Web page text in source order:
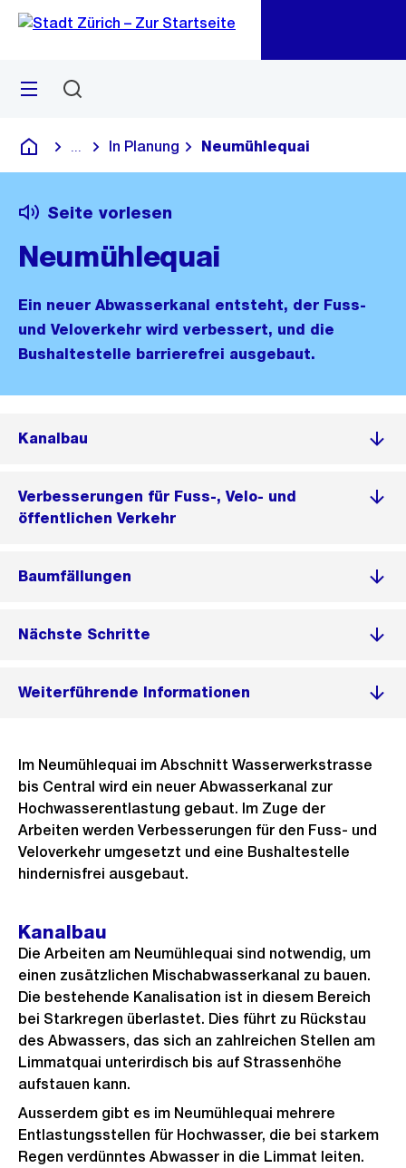
Navigation
Sprunglink
Menü
Deutsch
Blende alle Breadcrumbs ein
In Planung Neumühlequai
Seite vorlesen
Neumühlequai
Ein neuer Abwasserkanal entsteht, der Fuss-
und Veloverkehr wird verbessert, und die
Bushaltestelle barrierefrei ausgebaut.
Kanalbau
Verbesserungen für Fuss-, Velo- und
öffentlichen Verkehr
Baumfällungen
Nächste Schritte
Weiterführende Informationen
Im Neumühlequai im Abschnitt Wasserwerkstrasse
bis Central wird ein neuer Abwasserkanal zur
Hochwasserentlastung gebaut. Im Zuge der
Arbeiten werden Verbesserungen für den Fuss- und
Veloverkehr umgesetzt und eine Bushaltestelle
hindernisfrei ausgebaut.
Kanalbau
Die Arbeiten am Neumühlequai sind notwendig, um
einen zusätzlichen Mischabwasserkanal zu bauen.
Die bestehende Kanalisation ist in diesem Bereich
bei Starkregen überlastet. Dies führt zu Rückstau
des Abwassers, das sich an zahlreichen Stellen am
Limmatquai unterirdisch bis auf Strassenhöhe
aufstauen kann.
Ausserdem gibt es im Neumühlequai mehrere
Entlastungsstellen für Hochwasser, die bei starkem
Regen verdünntes Abwasser in die Limmat leiten.